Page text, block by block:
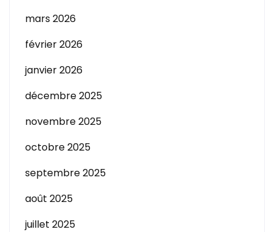
mars 2026
février 2026
janvier 2026
décembre 2025
novembre 2025
octobre 2025
septembre 2025
août 2025
juillet 2025